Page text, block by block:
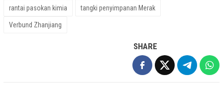
rantai pasokan kimia tangki penyimpanan Merak
Verbund Zhanjiang
SHARE